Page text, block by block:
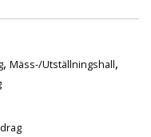
, Mäss-/Utställningshall,